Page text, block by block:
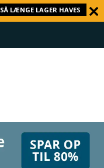
SÅ LÆNGE LAGER HAVES